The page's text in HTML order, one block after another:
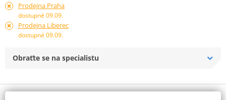
Prodejna Praha
dostupné 09.09.
Prodejna Liberec
dostupné 09.09.
Obraťte se na specialistu